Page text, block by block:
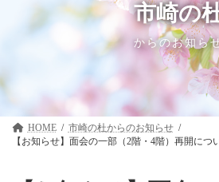
市崎の
からのお知ら
HOME
市崎の杜
【お知らせ】面会の一部（2階・4階）再開につ